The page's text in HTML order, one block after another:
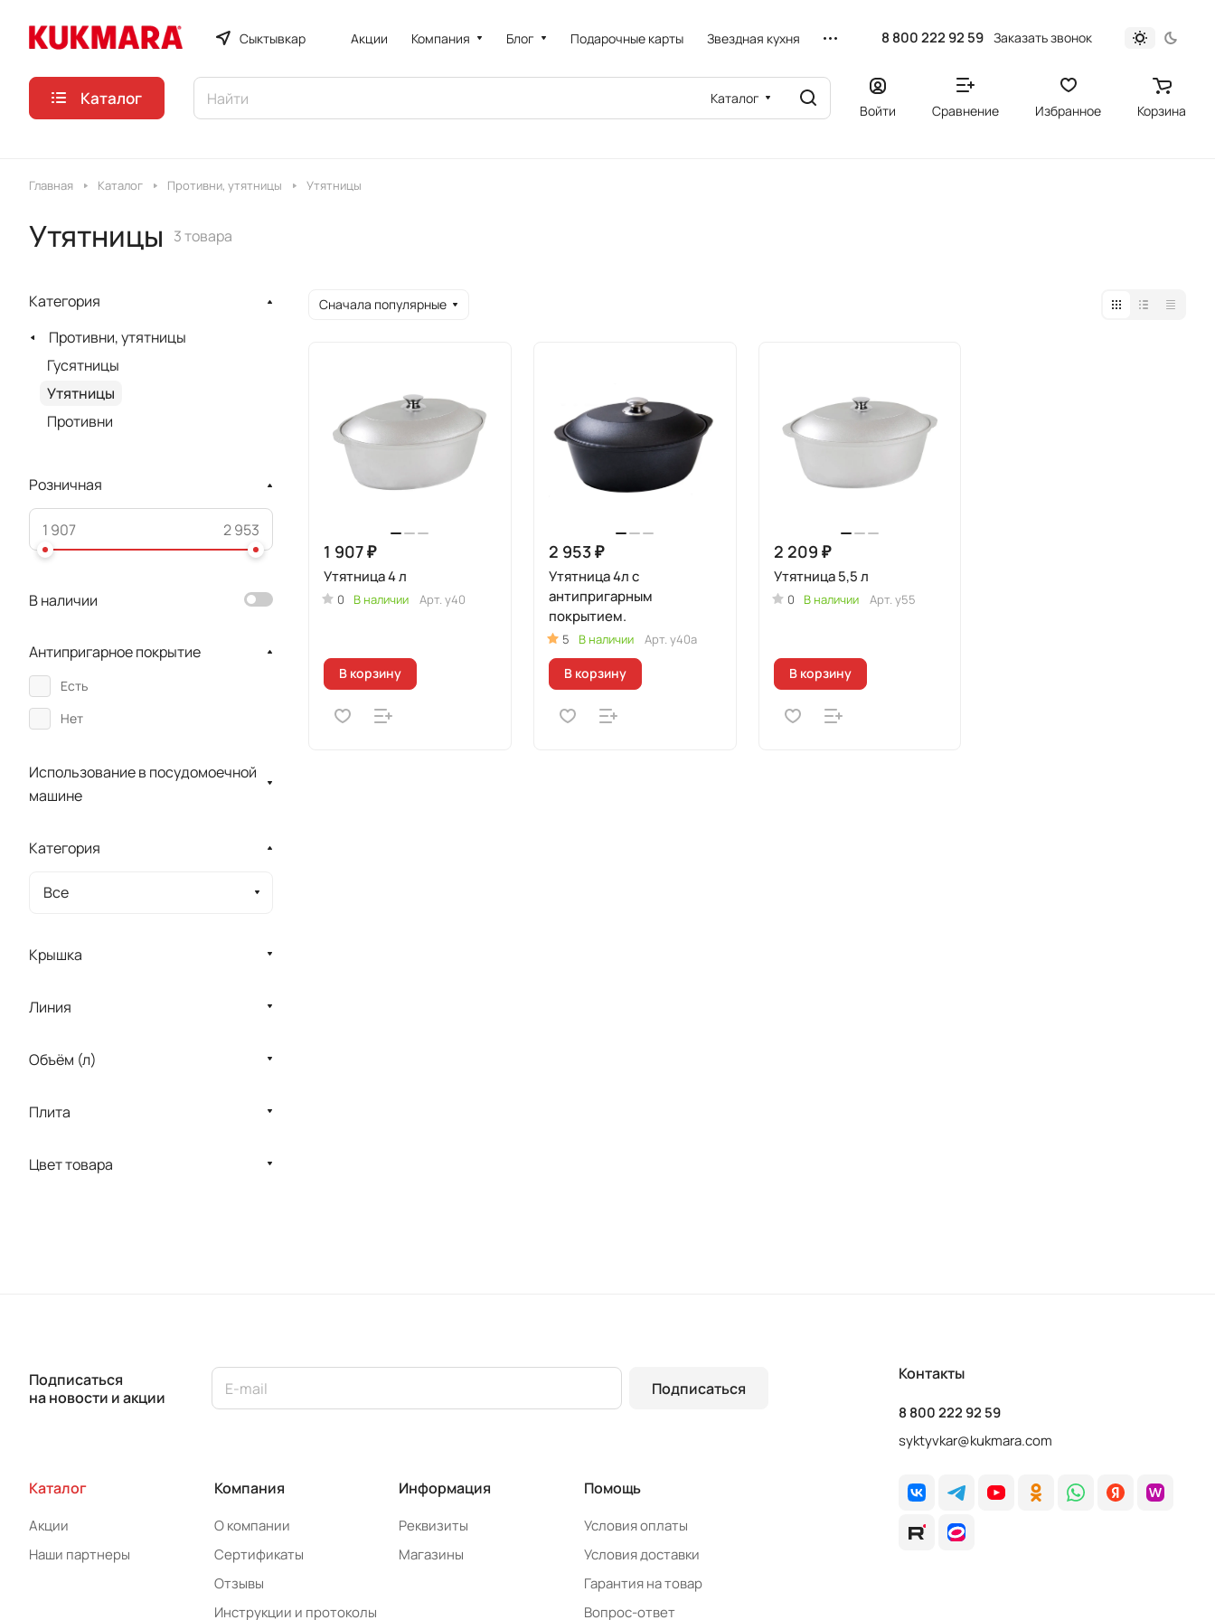
Сыктывкар Акции Компания Блог Подарочные карты Звездная кухня 8 800 222 92 59 Заказать звонок
Каталог Каталог
Войти Сравнение Избранное Корзина
Главная Каталог Противни, утятницы Утятницы
Утятницы 3 товара
Сначала популярные
1 907 ₽
Утятница 4 л
0 В наличии Арт. у40
В корзину
2 953 ₽
Утятница 4л с
антипригарным
покрытием.
5 В наличии Арт. у40а
В корзину
2 209 ₽
Утятница 5,5 л
0 В наличии Арт. у55
В корзину
Категория
Противни, утятницы
Гусятницы
Утятницы
Противни
Розничная
В наличии
Антипригарное покрытие
Есть
Нет
Использование в посудомоечной
машине
Категория
Все
Крышка
Линия
Объём (л)
Плита
Цвет товара
Подписаться
на новости и акции
Подписаться
Каталог
Акции
Наши партнеры
Компания
О компании
Сертификаты
Отзывы
Инструкции и протоколы
Информация
Реквизиты
Магазины
Помощь
Условия оплаты
Условия доставки
Гарантия на товар
Вопрос-ответ
Контакты
8 800 222 92 59
syktyvkar@kukmara.com